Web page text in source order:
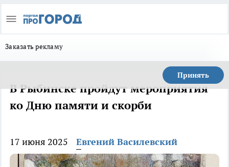
Заказать рекламу
Принять
В Рыбинске пройдут мероприятия
ко Дню памяти и скорби
17 июня 2025 Евгений Василевский